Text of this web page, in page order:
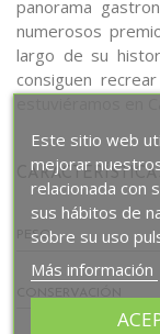
panorama
numerosos
largo de su
consiguen
PESO
Este sitio web
mejorar
relacionada con
sus hábitos de
sobre su uso
Más información